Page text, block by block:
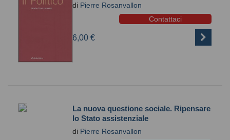
di Pierre Rosanvallon
Contattaci
6,00 €
La nuova questione sociale. Ripensare
lo Stato assistenziale
di Pierre Rosanvallon